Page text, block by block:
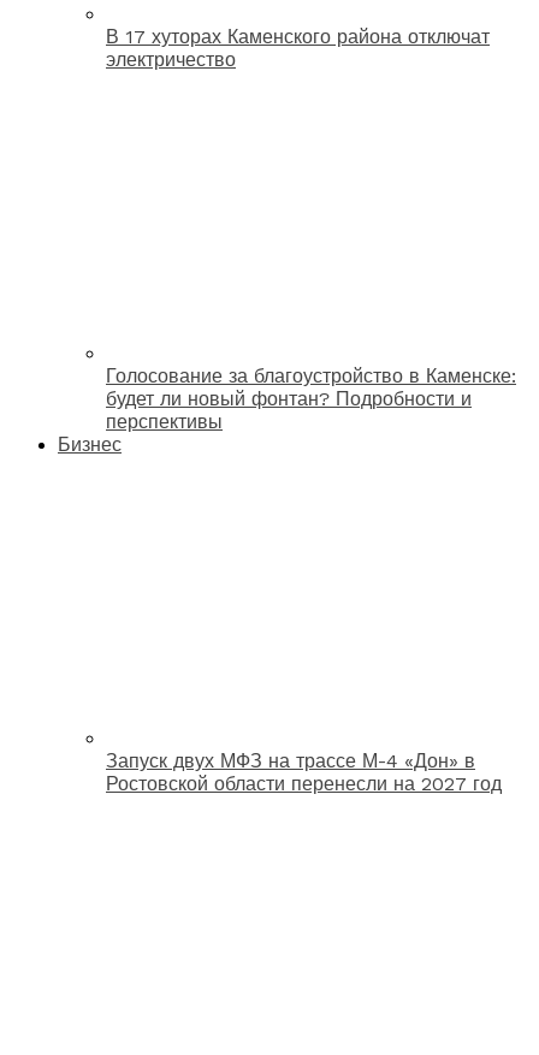
В 17 хуторах Каменского района отключат
электричество
Голосование за благоустройство в Каменске:
будет ли новый фонтан? Подробности и
перспективы
Бизнес
Запуск двух МФЗ на трассе М-4 «Дон» в
Ростовской области перенесли на 2027 год